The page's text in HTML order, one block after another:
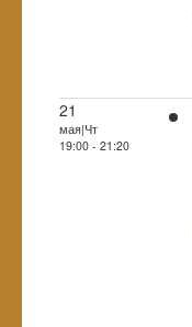
21
мая|Чт
19:00 - 21:20